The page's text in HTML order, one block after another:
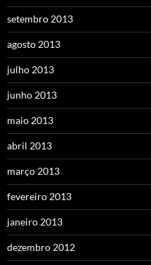
setembro 2013
agosto 2013
julho 2013
junho 2013
maio 2013
abril 2013
março 2013
fevereiro 2013
janeiro 2013
dezembro 2012